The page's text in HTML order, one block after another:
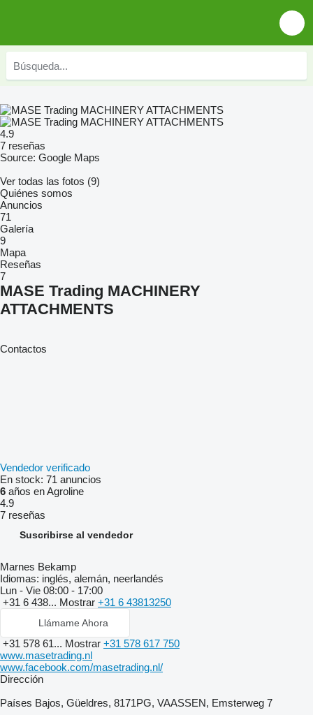
4.9
7 reseñas
Source: Google Maps
Ver todas las fotos (9)
Quiénes somos
Anuncios
71
Galería
9
Mapa
Reseñas
7
MASE Trading MACHINERY
ATTACHMENTS
Contactos
Vendedor verificado
En stock: 71 anuncios
6 años en Agroline
4.9
7 reseñas
Suscribirse al vendedor
Marnes Bekamp
Idiomas: inglés, alemán, neerlandés
Lun - Vie 08:00 - 17:00
+31 6 438... Mostrar +31 6 43813250
Llámame Ahora
+31 578 61... Mostrar +31 578 617 750
www.masetrading.nl
www.facebook.com/masetrading.nl/
Dirección
Países Bajos, Güeldres, 8171PG, VAASSEN, Emsterweg 7